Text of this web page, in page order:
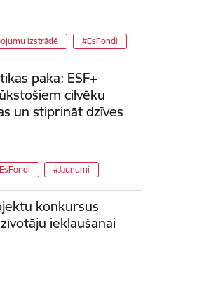
izstrādē
#EsFondi
paka: ESF+
cilvēku
un stiprināt dzīves
#Jaunumi
konkursus
iekļaušanai